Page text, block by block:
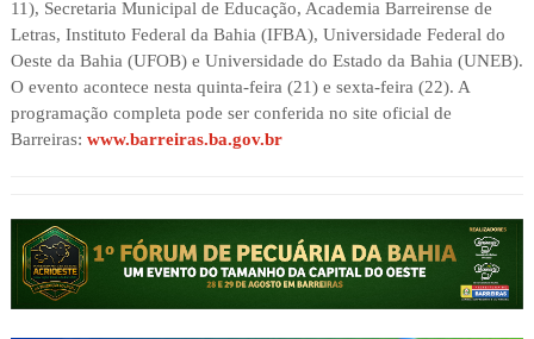
11), Secretaria Municipal de Educação, Academia Barreirense de
Letras, Instituto Federal da Bahia (IFBA), Universidade Federal do
Oeste da Bahia (UFOB) e Universidade do Estado da Bahia (UNEB).
O evento acontece nesta quinta-feira (21) e sexta-feira (22). A
programação completa pode ser conferida no site oficial de
Barreiras: www.barreiras.ba.gov.br